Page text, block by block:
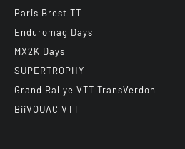
Paris Brest TT
Enduromag Days
MX2K Days
SUPERTROPHY
Grand Rallye VTT TransVerdon
BiiVOUAC VTT